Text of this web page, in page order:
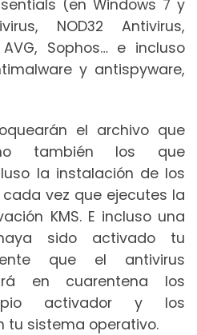
(en Windows 7 y
NOD32 Antivirus,
Sophos… e incluso
y antispyware,
el archivo que
también los que
la instalación de los
vez que ejecutes la
KMS. E incluso una
sido activado tu
que el antivirus
en cuarentena los
activador y los
tu sistema operativo.